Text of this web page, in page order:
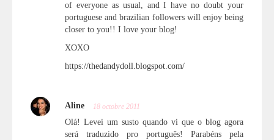
of everyone as usual, and I have no doubt your
portuguese and brazilian followers will enjoy being
closer to you!! I love your blog!
XOXO
https://thedandydoll.blogspot.com/
Aline 18 octobre 2011
Olá! Levei um susto quando vi que o blog agora
será traduzido pro português! Parabéns pela